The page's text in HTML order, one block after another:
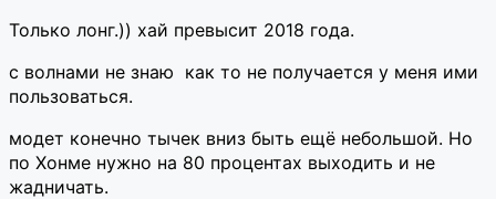
Только лонг.)) хай превысит 2018 года.
с волнами не знаю как то не получается у меня ими
пользоваться.
модет конечно тычек вниз быть ещё небольшой. Но
по Хонме нужно на 80 процентах выходить и не
жадничать.